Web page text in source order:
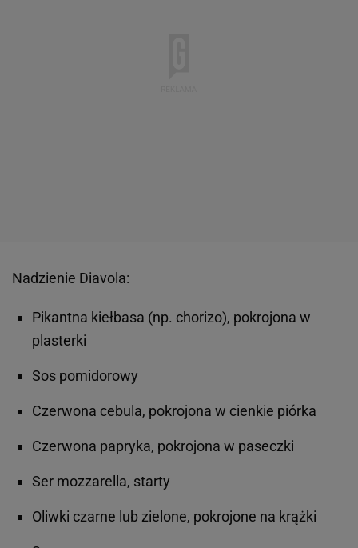
Nadzienie Diavola:
Pikantna kiełbasa (np. chorizo), pokrojona w
plasterki
Sos pomidorowy
Czerwona cebula, pokrojona w cienkie piórka
Czerwona papryka, pokrojona w paseczki
Ser mozzarella, starty
Oliwki czarne lub zielone, pokrojone na krążki